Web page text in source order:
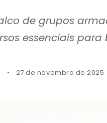
de grupos
essenciais
27 de novembro de 2025